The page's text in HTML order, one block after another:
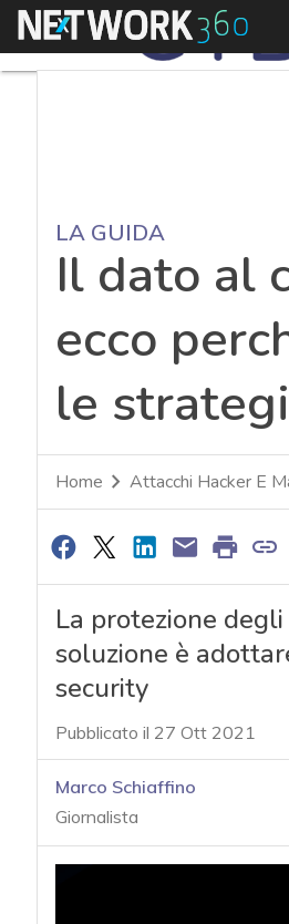
Menu
LA GUIDA
Il dato al
ecco
le
Home Attacchi Hacker E
La protezione
soluzione è
security
Pubblicato il 27 Ott 2021
Marco Schiaffino
Giornalista